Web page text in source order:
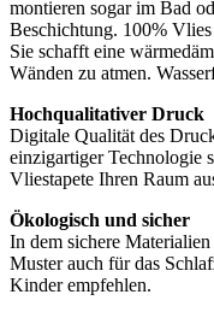
montieren sogar im Bad
Beschichtung. 100%
Sie schafft eine
Wänden zu atmen.
Hochqualitativer Druck
Digitale Qualität des
einzigartiger Technologie
Vliestapete Ihren Raum
Ökologisch und sicher
In dem sichere
Muster auch für das
Kinder empfehlen.